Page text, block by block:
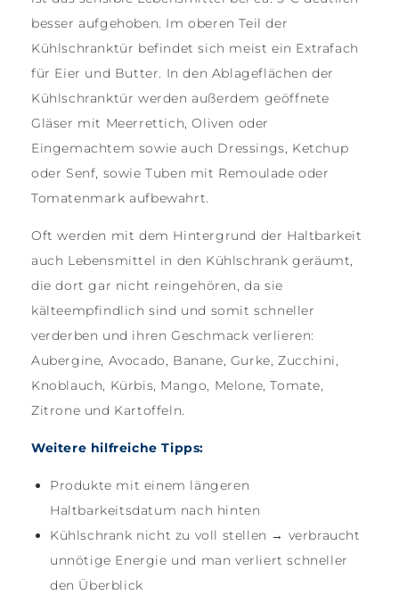
besser aufgehoben. Im oberen Teil der
Kühlschranktür befindet sich meist ein Extrafach
für Eier und Butter. In den Ablageflächen der
Kühlschranktür werden außerdem geöffnete
Gläser mit Meerrettich, Oliven oder
Eingemachtem sowie auch Dressings, Ketchup
oder Senf, sowie Tuben mit Remoulade oder
Tomatenmark aufbewahrt.
Oft werden mit dem Hintergrund der Haltbarkeit
auch Lebensmittel in den Kühlschrank geräumt,
die dort gar nicht reingehören, da sie
kälteempfindlich sind und somit schneller
verderben und ihren Geschmack verlieren:
Aubergine, Avocado, Banane, Gurke, Zucchini,
Knoblauch, Kürbis, Mango, Melone, Tomate,
Zitrone und Kartoffeln.
Weitere hilfreiche Tipps:
Produkte mit einem längeren
Haltbarkeitsdatum nach hinten
Kühlschrank nicht zu voll stellen → verbraucht
unnötige Energie und man verliert schneller
den Überblick